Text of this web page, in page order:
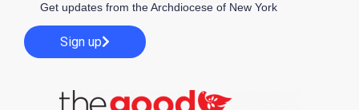
Get updates from the Archdiocese of New York
Sign up